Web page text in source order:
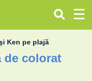
Ken pe plajă
de colorat